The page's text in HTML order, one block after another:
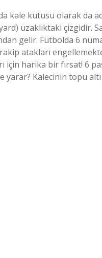
kale kutusu olarak da
uzaklıktaki çizgidir.
gelir. Futbolda 6
atakları
harika bir fırsat! 6
yarar? Kalecinin topu